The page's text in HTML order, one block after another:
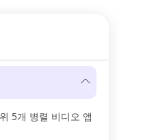
5개 병렬 비디오 앱